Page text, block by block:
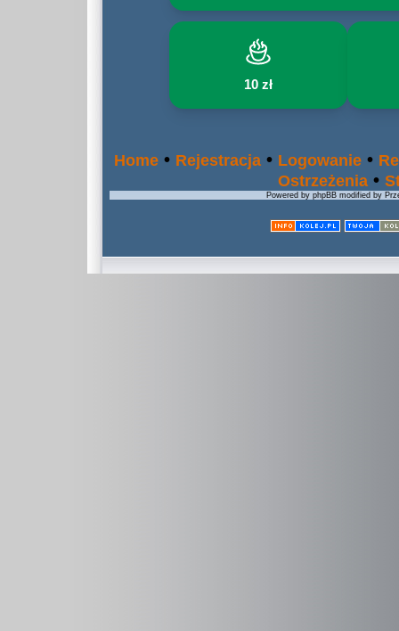
10 zł
Home • Rejestracja • Logowanie •
Ostrzeżenia •
Powered by phpBB modified by